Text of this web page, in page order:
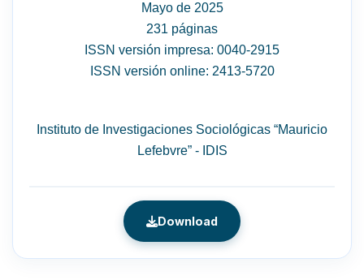
Mayo de 2025
231 páginas
ISSN versión impresa: 0040-2915
ISSN versión online: 2413-5720
Instituto de Investigaciones Sociológicas “Mauricio
Lefebvre” - IDIS
Download